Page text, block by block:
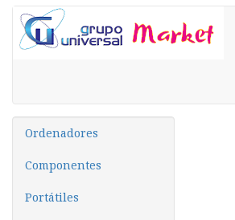
Ordenadores
Componentes
Portátiles